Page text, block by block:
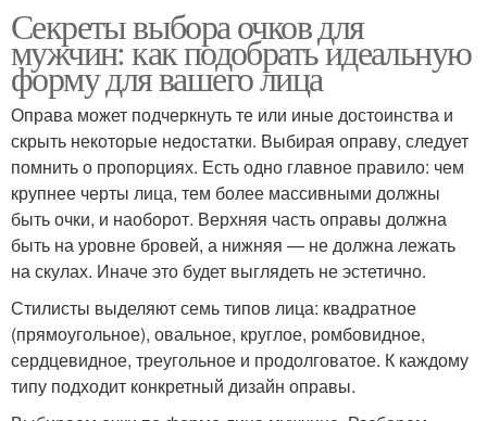
Секреты выбора очков для
мужчин: как подобрать идеальную
форму для вашего лица
Оправа может подчеркнуть те или иные достоинства и
скрыть некоторые недостатки. Выбирая оправу, следует
помнить о пропорциях. Есть одно главное правило: чем
крупнее черты лица, тем более массивными должны
быть очки, и наоборот. Верхняя часть оправы должна
быть на уровне бровей, а нижняя — не должна лежать
на скулах. Иначе это будет выглядеть не эстетично.
Стилисты выделяют семь типов лица: квадратное
(прямоугольное), овальное, круглое, ромбовидное,
сердцевидное, треугольное и продолговатое. К каждому
типу подходит конкретный дизайн оправы.